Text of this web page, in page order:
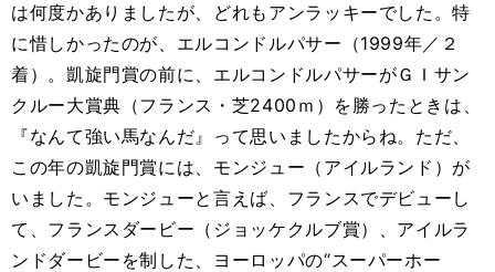
は何度かありましたが、どれもアンラッキーでした。特
に惜しかったのが、エルコンドルパサー（1999年／２
着）。凱旋門賞の前に、エルコンドルパサーがＧＩサン
クルー大賞典（フランス・芝2400ｍ）を勝ったときは、
『なんて強い馬なんだ』って思いましたからね。ただ、
この年の凱旋門賞には、モンジュー（アイルランド）が
いました。モンジューと言えば、フランスでデビューし
て、フランスダービー（ジョッケクルブ賞）、アイルラ
ンドダービーを制した、ヨーロッパの“スーパーホー